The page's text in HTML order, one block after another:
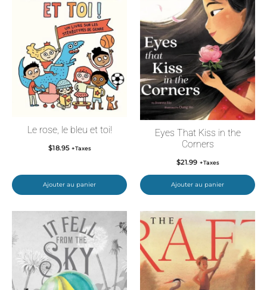
Le rose, le bleu et toi!
$18.95 +Taxes
Ajouter au panier
Eyes That Kiss in the
Corners
$21.99 +Taxes
Ajouter au panier